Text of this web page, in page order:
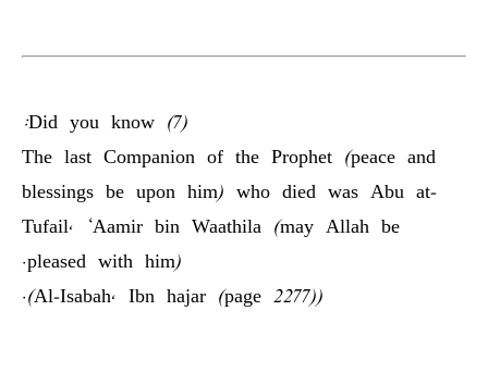
Did you know (7):
The last Companion of the Prophet (peace and
blessings be upon him) who died was Abu at-
Tufail, ‘Aamir bin Waathila (may Allah be
pleased with him).
(Al-Isabah, Ibn hajar (page 2277)).